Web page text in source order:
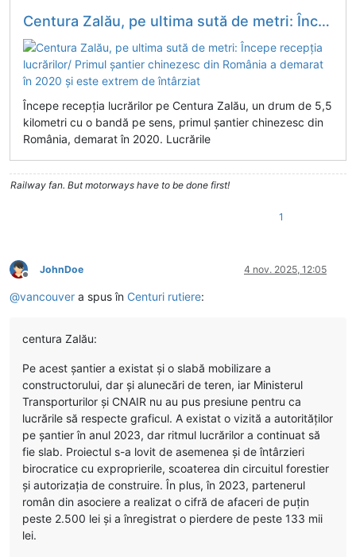
Centura Zalău, pe ultima sută de metri: Începe recepția lucrărilor/ Primul șantier chinezesc din România a demarat în 2020 și este extrem de întârziat
Începe recepția lucrărilor pe Centura Zalău, un drum de 5,5
kilometri cu o bandă pe sens, primul șantier chinezesc din
România, demarat în 2020. Lucrările
Railway fan. But motorways have to be done first!
1
Deconectat
JohnDoe 4 nov. 2025, 12:05
@vancouver a spus în Centuri rutiere:
centura Zalău:
Pe acest șantier a existat și o slabă mobilizare a
constructorului, dar și alunecări de teren, iar Ministerul
Transporturilor și CNAIR nu au pus presiune pentru ca
lucrările să respecte graficul. A existat o vizită a autorităților
pe șantier în anul 2023, dar ritmul lucrărilor a continuat să
fie slab. Proiectul s-a lovit de asemenea și de întârzieri
birocratice cu exproprierile, scoaterea din circuitul forestier
și autorizația de construire. În plus, în 2023, partenerul
român din asociere a realizat o cifră de afaceri de puțin
peste 2.500 lei și a înregistrat o pierdere de peste 133 mii
lei.